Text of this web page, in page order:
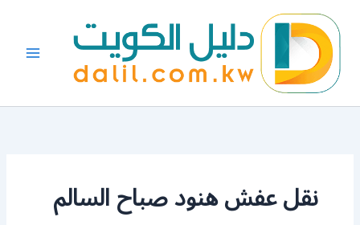
المحتوى
نقل عفش هنود صباح السالم